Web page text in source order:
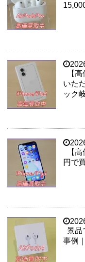
【
いた
ック
【
円で
景品
事例